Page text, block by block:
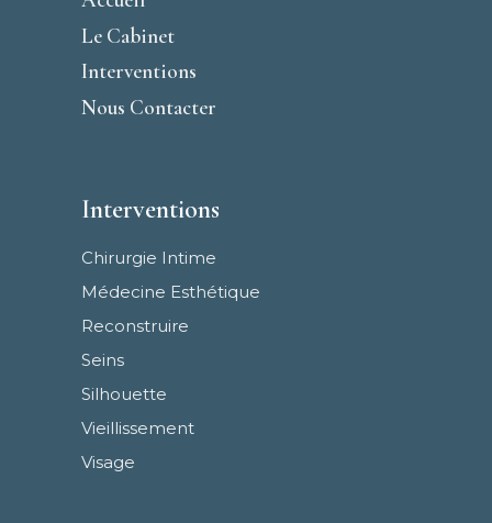
Le Cabinet
Interventions
Nous Contacter
Interventions
Chirurgie Intime
Médecine Esthétique
Reconstruire
Seins
Silhouette
Vieillissement
Visage